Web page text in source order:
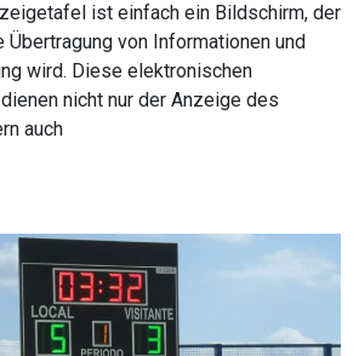
ist einfach ein Bildschirm, der
Übertragung von Informationen und
wird. Diese elektronischen
nicht nur der Anzeige des
auch